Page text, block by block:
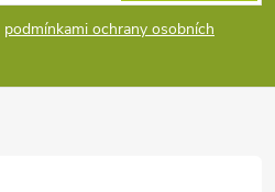
podmínkami ochrany osobních